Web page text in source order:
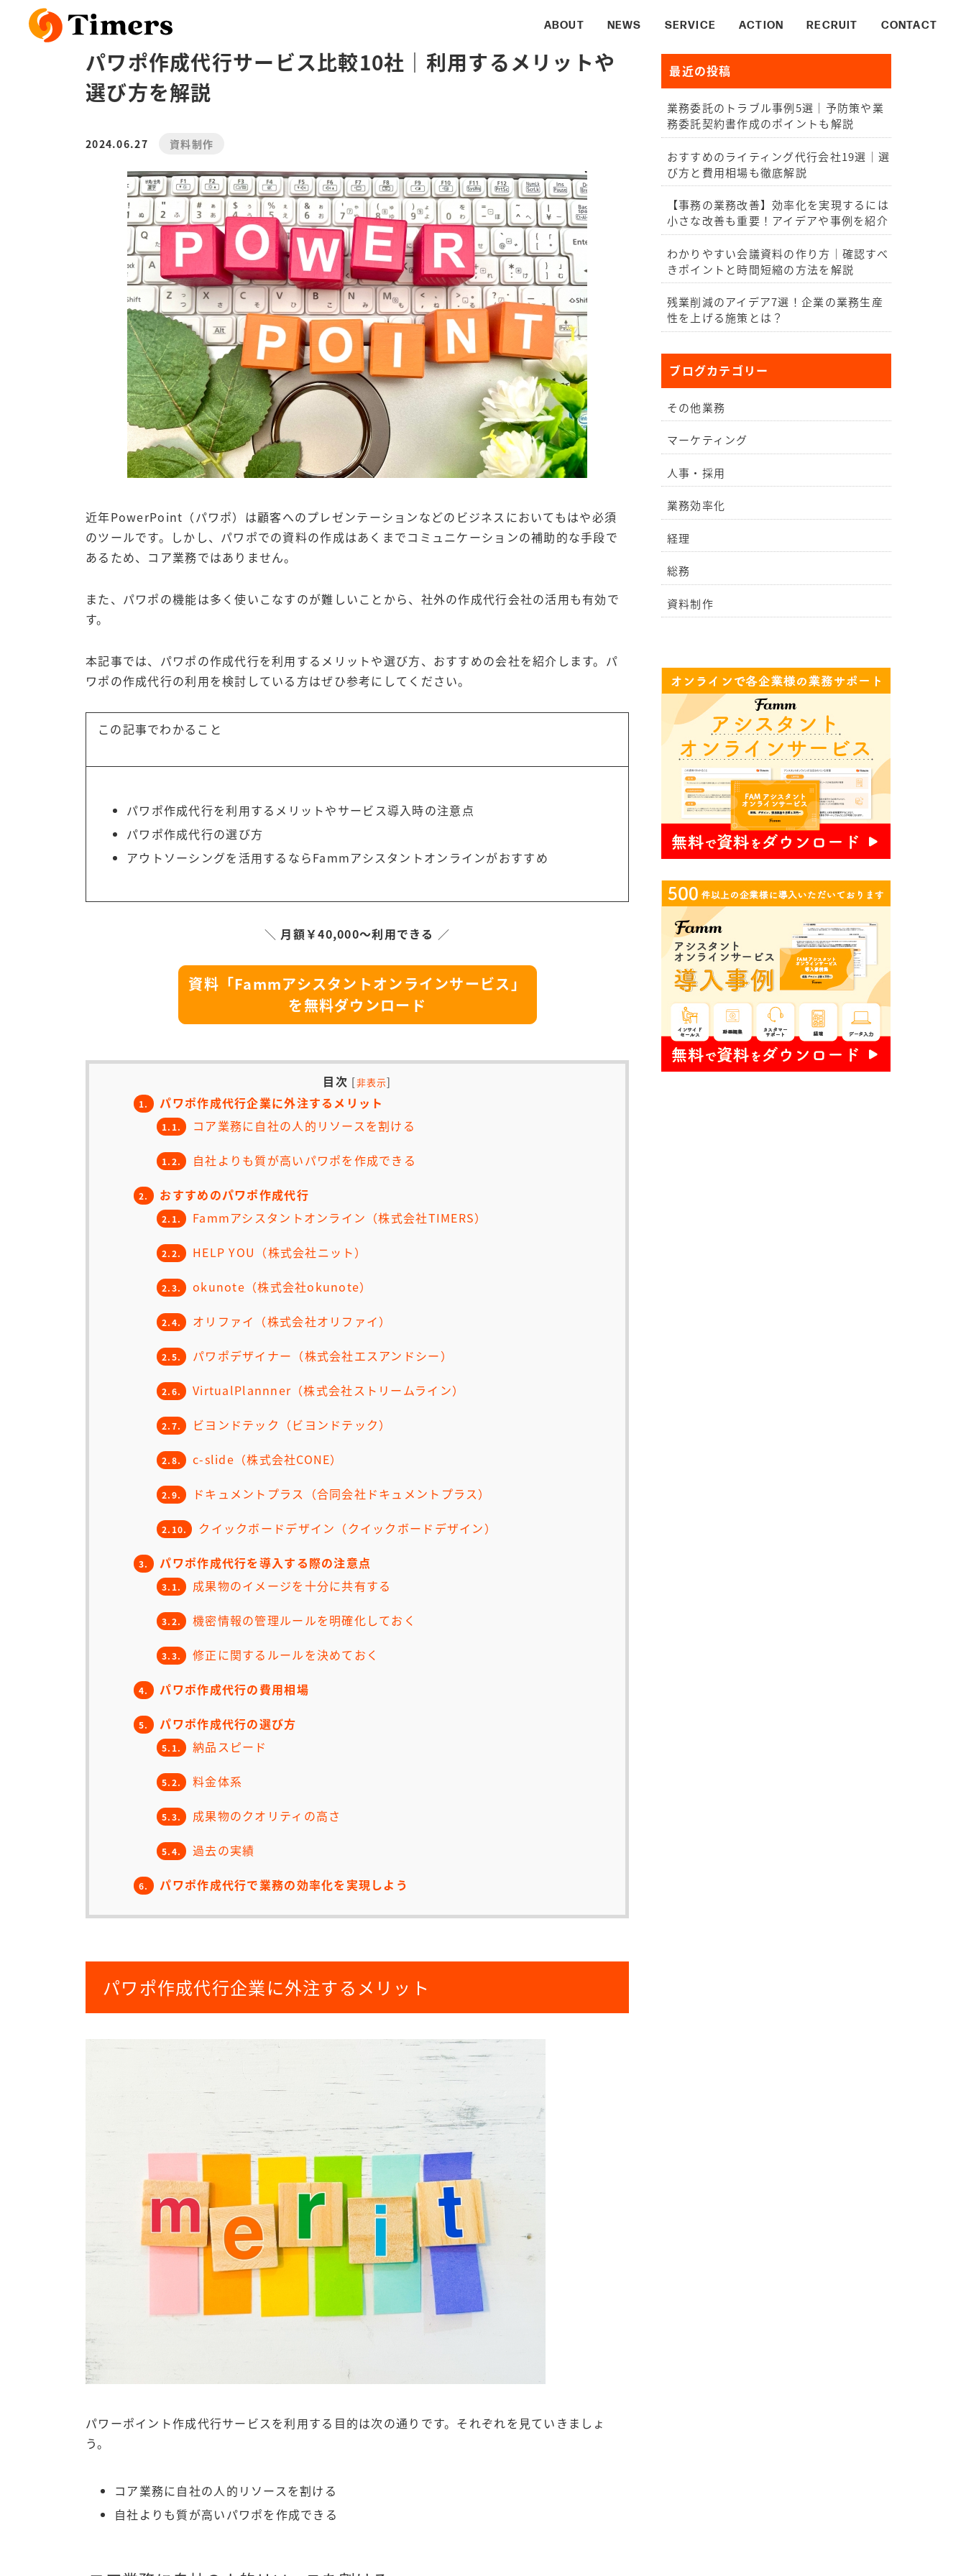
ABOUT NEWS SERVICE ACTION RECRUIT
ENGINEER
CONTACT
パワポ作成代行サービス比較10社｜利用するメリットや
選び方を解説
2024.06.27 資料制作
近年PowerPoint（パワポ）は顧客へのプレゼンテーションなどのビジネスにおいてもはや必須
のツールです。しかし、パワポでの資料の作成はあくまでコミュニケーションの補助的な手段で
あるため、コア業務ではありません。
また、パワポの機能は多く使いこなすのが難しいことから、社外の作成代行会社の活用も有効で
す。
本記事では、パワポの作成代行を利用するメリットや選び方、おすすめの会社を紹介します。パ
ワポの作成代行の利用を検討している方はぜひ参考にしてください。
この記事でわかること
パワポ作成代行を利用するメリットやサービス導入時の注意点
パワポ作成代行の選び方
アウトソーシングを活用するならFammアシスタントオンラインがおすすめ
＼ 月額￥40,000～利用できる ／
資料「Fammアシスタントオンラインサービス」
を無料ダウンロード
目次 [非表示]
1. パワポ作成代行企業に外注するメリット
1.1. コア業務に自社の人的リソースを割ける
1.2. 自社よりも質が高いパワポを作成できる
2. おすすめのパワポ作成代行
2.1. Fammアシスタントオンライン（株式会社TIMERS）
2.2. HELP YOU（株式会社ニット）
2.3. okunote（株式会社okunote）
2.4. オリファイ（株式会社オリファイ）
2.5. パワポデザイナー（株式会社エスアンドシー）
2.6. VirtualPlannner（株式会社ストリームライン）
2.7. ビヨンドテック（ビヨンドテック）
2.8. c-slide（株式会社CONE）
2.9. ドキュメントプラス（合同会社ドキュメントプラス）
2.10. クイックボードデザイン（クイックボードデザイン）
3. パワポ作成代行を導入する際の注意点
3.1. 成果物のイメージを十分に共有する
3.2. 機密情報の管理ルールを明確化しておく
3.3. 修正に関するルールを決めておく
4. パワポ作成代行の費用相場
5. パワポ作成代行の選び方
5.1. 納品スピード
5.2. 料金体系
5.3. 成果物のクオリティの高さ
5.4. 過去の実績
6. パワポ作成代行で業務の効率化を実現しよう
パワポ作成代行企業に外注するメリット
パワーポイント作成代行サービスを利用する目的は次の通りです。それぞれを見ていきましょ
う。
コア業務に自社の人的リソースを割ける
自社よりも質が高いパワポを作成できる
最近の投稿
業務委託のトラブル事例5選｜予防策や業
務委託契約書作成のポイントも解説
おすすめのライティング代行会社19選｜選
び方と費用相場も徹底解説
【事務の業務改善】効率化を実現するには
小さな改善も重要！アイデアや事例を紹介
わかりやすい会議資料の作り方｜確認すべ
きポイントと時間短縮の方法を解説
残業削減のアイデア7選！企業の業務生産
性を上げる施策とは？
ブログカテゴリー
その他業務
マーケティング
人事・採用
業務効率化
経理
総務
資料制作